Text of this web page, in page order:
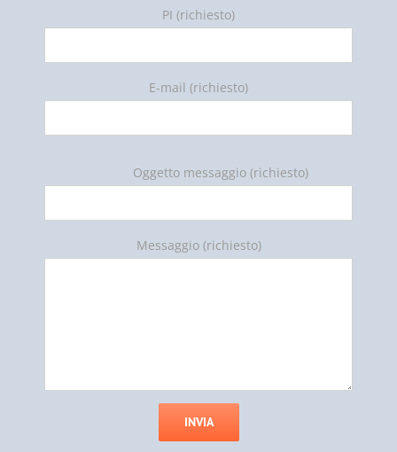
PI (richiesto)
E-mail (richiesto)
Oggetto messaggio (richiesto)
Messaggio (richiesto)